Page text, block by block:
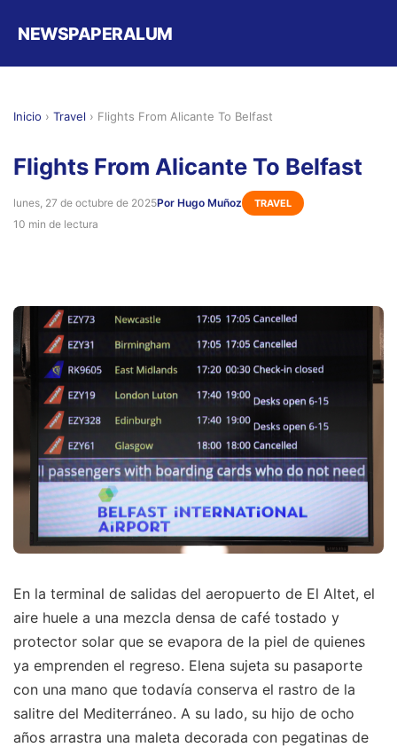
NEWSPAPERALUM
Inicio › Travel › Flights From Alicante To Belfast
Flights From Alicante To Belfast
lunes, 27 de octubre de 2025Por Hugo Muñoz TRAVEL
10 min de lectura
En la terminal de salidas del aeropuerto de El Altet, el
aire huele a una mezcla densa de café tostado y
protector solar que se evapora de la piel de quienes
ya emprenden el regreso. Elena sujeta su pasaporte
con una mano que todavía conserva el rastro de la
salitre del Mediterráneo. A su lado, su hijo de ocho
años arrastra una maleta decorada con pegatinas de